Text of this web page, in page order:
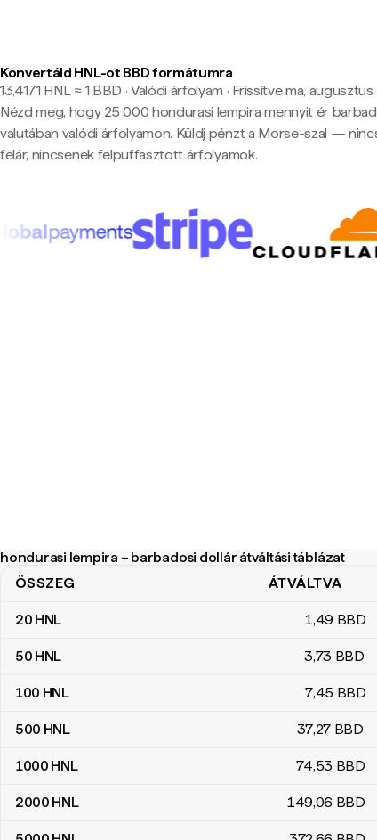
Konvertáld HNL-ot BBD formátumra
13,4171 HNL ≈ 1 BBD · Valódi árfolyam · Frissítve ma, augusztus
Nézd meg, hogy 25 000 hondurasi lempira mennyit ér
valutában valódi árfolyamon. Küldj pénzt a Morse-szal —
felár, nincsenek felpuffasztott árfolyamok.
hondurasi lempira – barbadosi dollár átváltási táblázat
hondurasi lempira – barbadosi dollár átváltási táblázat
ÖSSZEG ÁTVÁLTVA
20 HNL 1,49 BBD
50 HNL 3,73 BBD
100 HNL 7,45 BBD
500 HNL 37,27 BBD
1000 HNL 74,53 BBD
2000 HNL 149,06 BBD